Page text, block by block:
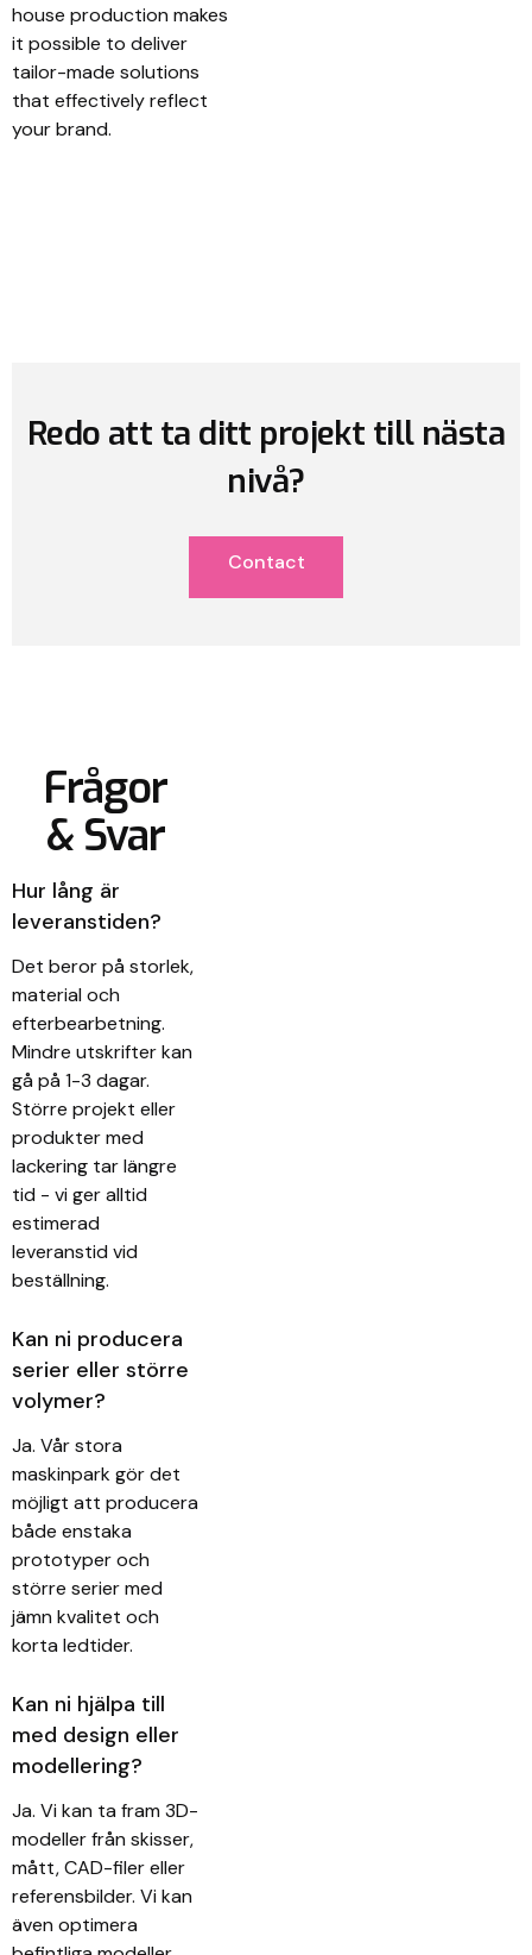
house production makes
it possible to deliver
tailor-made solutions
that effectively reflect
your brand.
Redo att ta ditt projekt till nästa
nivå?
Contact
Frågor
& Svar
Hur lång är
leveranstiden?
Det beror på storlek,
material och
efterbearbetning.
Mindre utskrifter kan
gå på 1-3 dagar.
Större projekt eller
produkter med
lackering tar längre
tid - vi ger alltid
estimerad
leveranstid vid
beställning.
Kan ni producera
serier eller större
volymer?
Ja. Vår stora
maskinpark gör det
möjligt att producera
både enstaka
prototyper och
större serier med
jämn kvalitet och
korta ledtider.
Kan ni hjälpa till
med design eller
modellering?
Ja. Vi kan ta fram 3D-
modeller från skisser,
mått, CAD-filer eller
referensbilder. Vi kan
även optimera